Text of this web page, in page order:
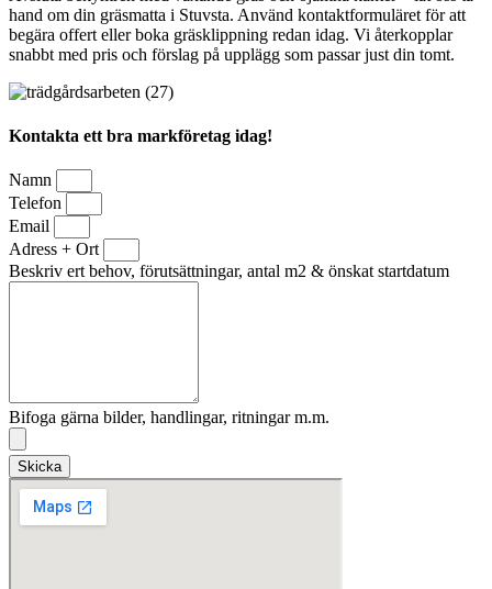
hand om din gräsmatta i Stuvsta. Använd kontaktformuläret för att
begära offert eller boka gräsklippning redan idag. Vi återkopplar
snabbt med pris och förslag på upplägg som passar just din tomt.
Kontakta ett bra markföretag idag!
Namn
Telefon
Email
Adress + Ort
Beskriv ert behov, förutsättningar, antal m2 & önskat startdatum
Bifoga gärna bilder, handlingar, ritningar m.m.
Skicka